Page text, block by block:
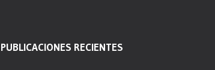
PUBLICACIONES RECIENTES